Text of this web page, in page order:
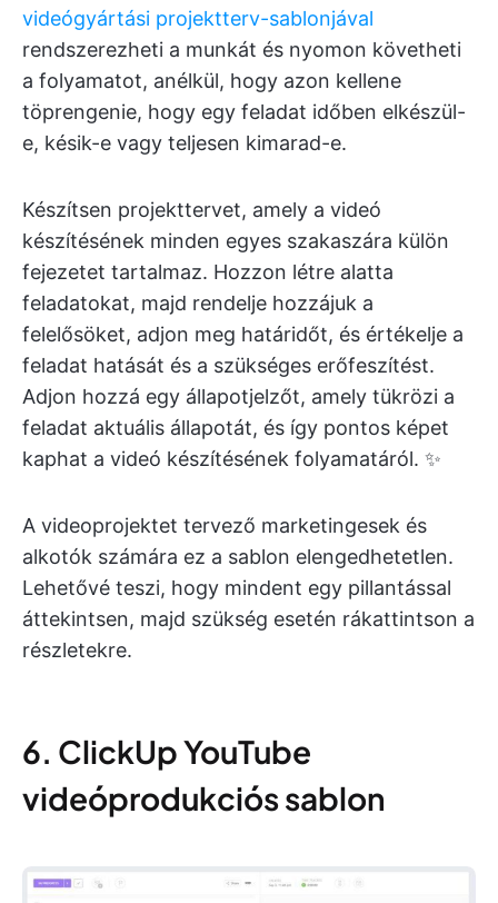
videógyártási projektterv-sablonjával
rendszerezheti a munkát és nyomon követheti
a folyamatot, anélkül, hogy azon kellene
töprengenie, hogy egy feladat időben elkészül-
e, késik-e vagy teljesen kimarad-e.
Készítsen projekttervet, amely a videó
készítésének minden egyes szakaszára külön
fejezetet tartalmaz. Hozzon létre alatta
feladatokat, majd rendelje hozzájuk a
felelősöket, adjon meg határidőt, és értékelje a
feladat hatását és a szükséges erőfeszítést.
Adjon hozzá egy állapotjelzőt, amely tükrözi a
feladat aktuális állapotát, és így pontos képet
kaphat a videó készítésének folyamatáról. ✨
A videoprojektet tervező marketingesek és
alkotók számára ez a sablon elengedhetetlen.
Lehetővé teszi, hogy mindent egy pillantással
áttekintsen, majd szükség esetén rákattintson a
részletekre.
6. ClickUp YouTube
videóprodukciós sablon